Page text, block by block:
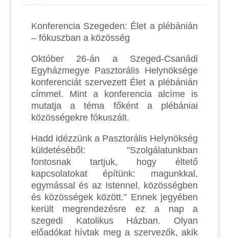
Konferencia Szegeden: Élet a plébánián
– fókuszban a közösség
Október 26-án a Szeged-Csanádi
Egyházmegye Pasztorális Helynöksége
konferenciát szervezett Élet a plébánián
címmel. Mint a konferencia alcíme is
mutatja a téma főként a plébániai
közösségekre fókuszált.
Hadd idézzünk a Pasztorális Helynökség
küldetéséből: ”Szolgálatunkban
fontosnak tartjuk, hogy éltető
kapcsolatokat építünk: magunkkal,
egymással és az Istennel, közösségben
és közösségek között.” Ennek jegyében
került megrendezésre ez a nap a
szegedi Katolikus Házban. Olyan
előadókat hívtak meg a szervezők, akik